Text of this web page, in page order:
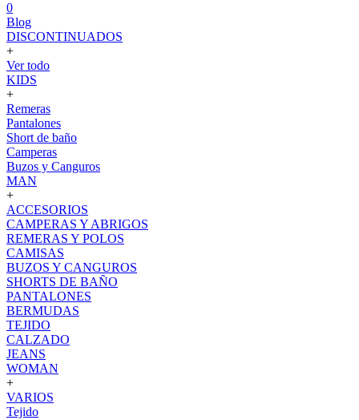
0
Blog
DISCONTINUADOS
+
Ver todo
KIDS
+
Remeras
Pantalones
Short de baño
Camperas
Buzos y Canguros
MAN
+
ACCESORIOS
CAMPERAS Y ABRIGOS
REMERAS Y POLOS
CAMISAS
BUZOS Y CANGUROS
SHORTS DE BAÑO
PANTALONES
BERMUDAS
TEJIDO
CALZADO
JEANS
WOMAN
+
VARIOS
Tejido